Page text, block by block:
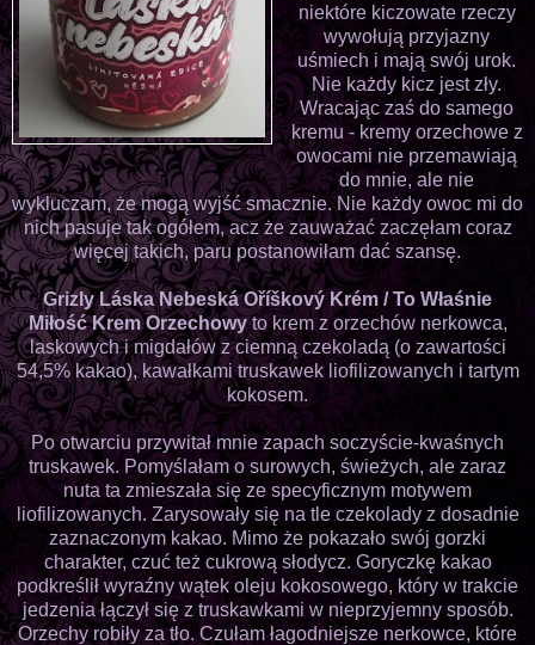
niektóre kiczowate rzeczy
wywołują przyjazny
uśmiech i mają swój urok.
Nie każdy kicz jest zły.
Wracając zaś do samego
kremu - kremy orzechowe z
owocami nie przemawiają
do mnie, ale nie
wykluczam, że mogą wyjść smacznie. Nie każdy owoc mi do
nich pasuje tak ogółem, acz że zauważać zaczęłam coraz
więcej takich, paru postanowiłam dać szansę.
GrizlyLáska NebeskáOříškový Krém /To Właśnie
Miłość Krem Orzechowyto krem z orzechów nerkowca,
laskowych i migdałów z ciemną czekoladą (o zawartości
54,5% kakao), kawałkami truskawek liofilizowanych i tartym
kokosem.
Po otwarciu przywitał mnie zapach soczyście-kwaśnych
truskawek. Pomyślałam o surowych, świeżych, ale zaraz
nuta ta zmieszała się ze specyficznym motywem
liofilizowanych. Zarysowały się na tle czekolady z dosadnie
zaznaczonym kakao. Mimo że pokazało swój gorzki
charakter, czuć też cukrową słodycz. Goryczkę kakao
podkreślił wyraźny wątek oleju kokosowego, który w trakcie
jedzenia łączył się z truskawkami w nieprzyjemny sposób.
Orzechy robiły za tło. Czułam łagodniejsze nerkowce, które